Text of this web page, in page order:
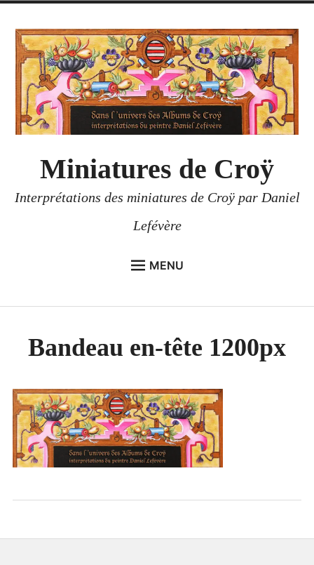
contenu
Miniatures de Croÿ
Interprétations des miniatures de Croÿ par Daniel
Lefévère
MENU
menu
enfant
TABLEAUX
le
Bandeau en-tête 1200px